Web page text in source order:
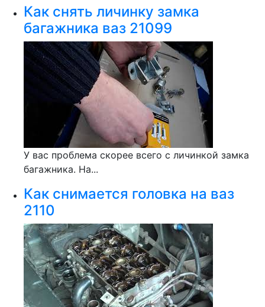
Как снять личинку замка
багажника ваз 21099
У вас проблема скорее всего с личинкой замка
багажника. На...
Как снимается головка на ваз
2110